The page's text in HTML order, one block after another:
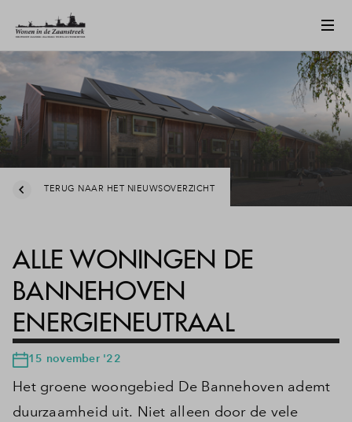
TERUG NAAR HET NIEUWSOVERZICHT
ALLE WONINGEN DE
BANNEHOVEN
ENERGIENEUTRAAL
15 november '22
Het groene woongebied De Bannehoven ademt
duurzaamheid uit. Niet alleen door de vele